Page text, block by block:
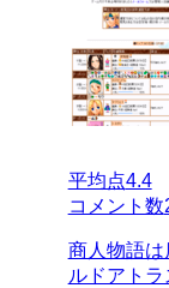
平均点4.4
コメント数
商人物語
ルドアト